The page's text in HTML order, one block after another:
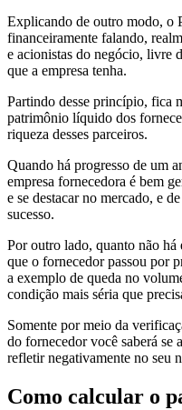
Explicando de outro modo, o
financeiramente falando,
e acionistas do negócio, livre
que a empresa tenha.
Partindo desse princípio, fica
patrimônio líquido dos
riqueza desses parceiros.
Quando há progresso de um
empresa fornecedora é bem
e se destacar no mercado, e
sucesso.
Por outro lado, quanto não
que o fornecedor passou por
a exemplo de queda no
condição mais séria que
Somente por meio da
do fornecedor você saberá se
refletir negativamente no seu
Como calcular o